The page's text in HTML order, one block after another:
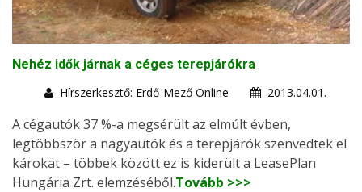
Nehéz idők járnak a céges terepjárókra
Hírszerkesztő: Erdő-Mező Online
2013.04.01.
A cégautók 37 %-a megsérült az elmúlt évben,
legtöbbször a nagyautók és a terepjárók szenvedtek el
károkat – többek között ez is kiderült a LeasePlan
Hungária Zrt. elemzéséből.Tovább >>>